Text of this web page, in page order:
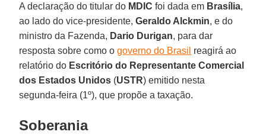
A declaração do titular do MDIC foi dada em Brasília,
ao lado do vice-presidente,Geraldo Alckmin, e do
ministro da Fazenda, Dario Durigan, para dar
resposta sobre como ogoverno do Brasil reagirá ao
relatório do Escritório do Representante Comercial
dos Estados Unidos (USTR) emitido nesta
segunda-feira (1º), que propõe a taxação.
Soberania